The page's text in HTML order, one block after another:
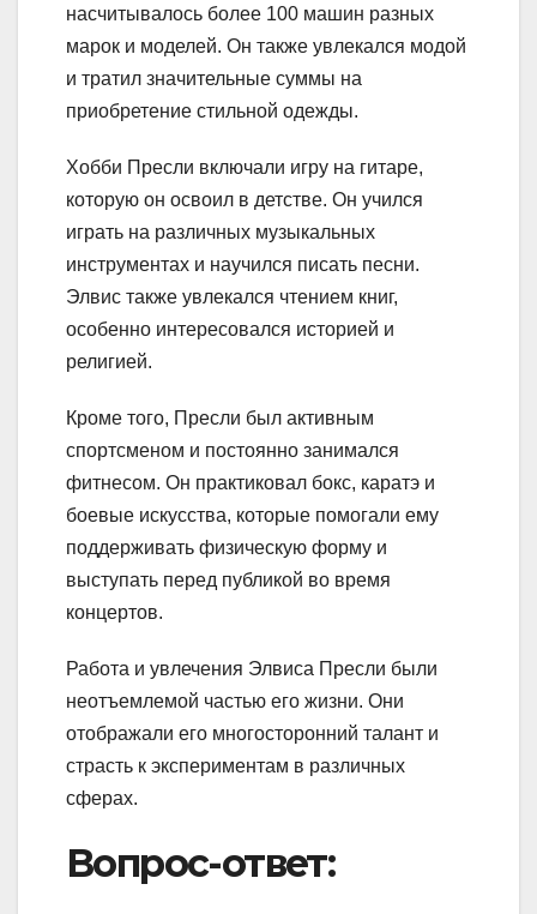
насчитывалось более 100 машин разных
марок и моделей. Он также увлекался модой
и тратил значительные суммы на
приобретение стильной одежды.
Хобби Пресли включали игру на гитаре,
которую он освоил в детстве. Он учился
играть на различных музыкальных
инструментах и научился писать песни.
Элвис также увлекался чтением книг,
особенно интересовался историей и
религией.
Кроме того, Пресли был активным
спортсменом и постоянно занимался
фитнесом. Он практиковал бокс, каратэ и
боевые искусства, которые помогали ему
поддерживать физическую форму и
выступать перед публикой во время
концертов.
Работа и увлечения Элвиса Пресли были
неотъемлемой частью его жизни. Они
отображали его многосторонний талант и
страсть к экспериментам в различных
сферах.
Вопрос-ответ: